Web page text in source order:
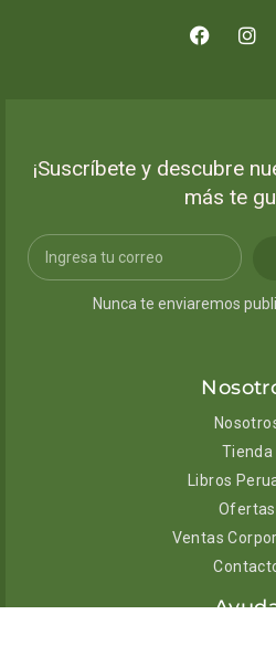
¡Suscríbete y descubre
más te
Nunca te enviaremos
Tienda
Libros
Ofertas
Ventas